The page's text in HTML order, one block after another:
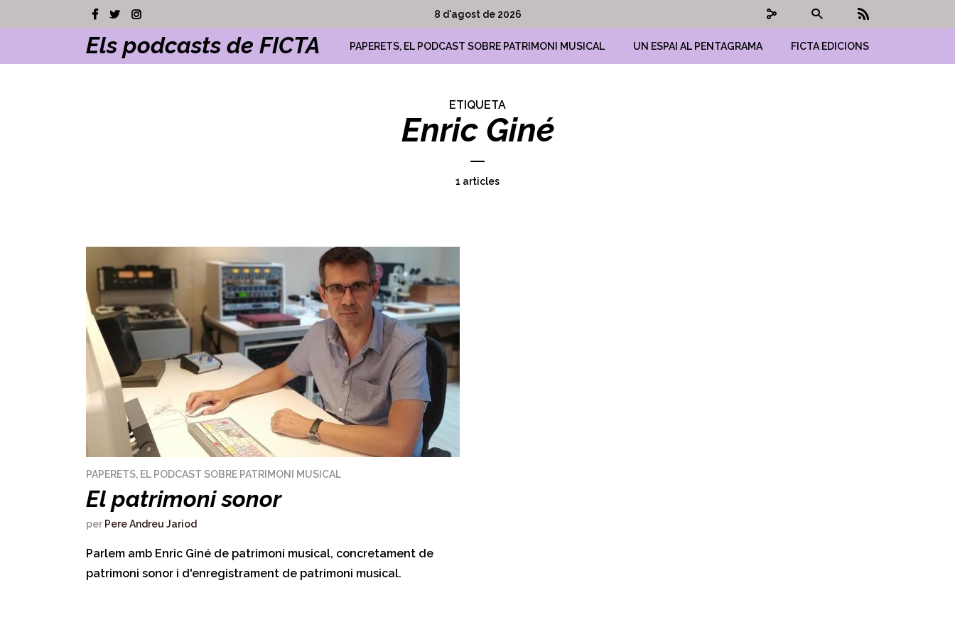
8 d'agost de 2026
Els podcasts de FICTA PAPERETS, EL PODCAST SOBRE PATRIMONI MUSICAL UN ESPAI AL PENTAGRAMA FICTA EDICIONS
ETIQUETA
Enric Giné
1 articles
PAPERETS, EL PODCAST SOBRE PATRIMONI MUSICAL
El patrimoni sonor
per Pere Andreu Jariod
Parlem amb Enric Giné de patrimoni musical, concretament de
patrimoni sonor i d'enregistrament de patrimoni musical.